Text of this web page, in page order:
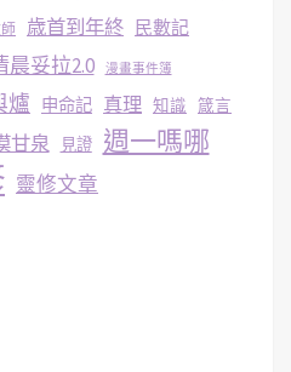
歳首到年終 民數記
晨妥拉2.0 漫畫事件簿
爐 申命記 真理 知識 箴言
甘泉 見證 週一嗎哪
靈修文章